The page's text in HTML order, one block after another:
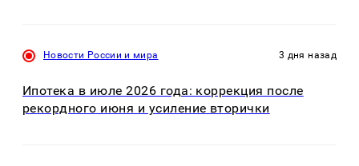
Новости России и мира 3 дня назад
Ипотека в июле 2026 года: коррекция после
рекордного июня и усиление вторички